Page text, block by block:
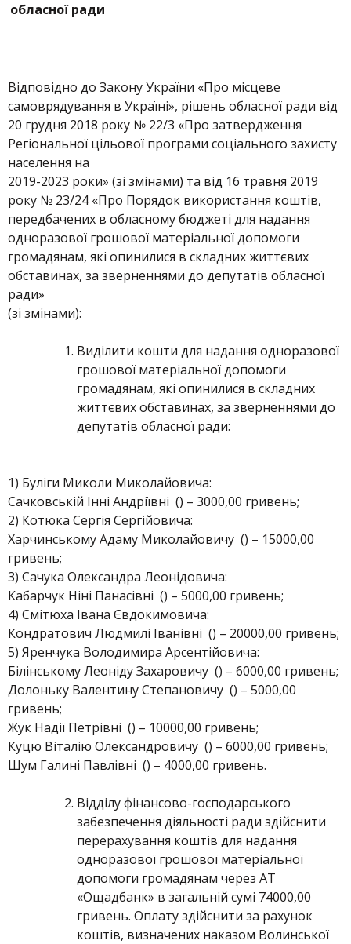
обласної ради
Відповідно до Закону України «Про місцеве
самоврядування в Україні», рішень обласної ради від
20 грудня 2018 року № 22/3 «Про затвердження
Регіональної цільової програми соціального захисту
населення на
2019-2023 роки» (зі змінами) та від 16 травня 2019
року № 23/24 «Про Порядок використання коштів,
передбачених в обласному бюджеті для надання
одноразової грошової матеріальної допомоги
громадянам, які опинилися в складних життєвих
обставинах, за зверненнями до депутатів обласної
ради»
(зі змінами):
Виділити кошти для надання одноразової
грошової матеріальної допомоги
громадянам, які опинилися в складних
життєвих обставинах, за зверненнями до
депутатів обласної ради:
1) Буліги Миколи Миколайовича:
Сачковській Інні Андріївні () – 3000,00 гривень;
2) Котюка Сергія Сергійовича:
Харчинському Адаму Миколайовичу () – 15000,00
гривень;
3) Сачука Олександра Леонідовича:
Кабарчук Ніні Панасівні () – 5000,00 гривень;
4) Смітюха Івана Євдокимовича:
Кондратович Людмилі Іванівні () – 20000,00 гривень;
5) Яренчука Володимира Арсентійовича:
Білінському Леоніду Захаровичу () – 6000,00 гривень;
Долоньку Валентину Степановичу () – 5000,00
гривень;
Жук Надії Петрівні () – 10000,00 гривень;
Куцю Віталію Олександровичу () – 6000,00 гривень;
Шум Галині Павлівні () – 4000,00 гривень.
Відділу фінансово-господарського
забезпечення діяльності ради здійснити
перерахування коштів для надання
одноразової грошової матеріальної
допомоги громадянам через АТ
«Ощадбанк» в загальній сумі 74000,00
гривень. Оплату здійснити за рахунок
коштів, визначених наказом Волинської